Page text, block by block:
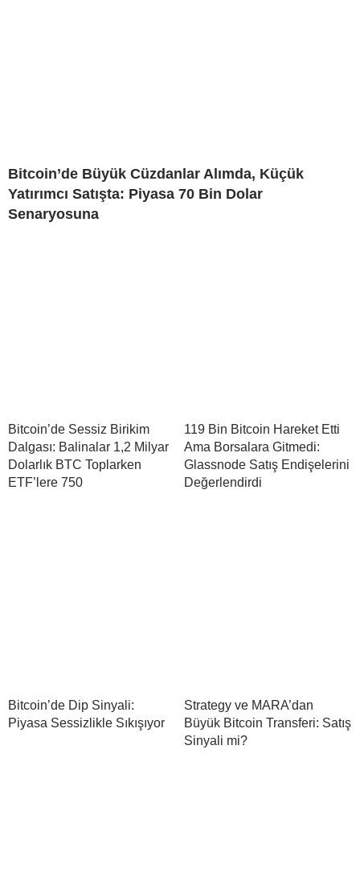
Bitcoin’de Büyük Cüzdanlar Alımda, Küçük
Yatırımcı Satışta: Piyasa 70 Bin Dolar
Senaryosuna
Bitcoin’de Sessiz Birikim
Dalgası: Balinalar 1,2 Milyar
Dolarlık BTC Toplarken
ETF’lere 750
119 Bin Bitcoin Hareket Etti
Ama Borsalara Gitmedi:
Glassnode Satış Endişelerini
Değerlendirdi
Bitcoin’de Dip Sinyali:
Piyasa Sessizlikle Sıkışıyor
Strategy ve MARA’dan
Büyük Bitcoin Transferi: Satış
Sinyali mi?